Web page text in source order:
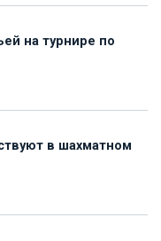
на турнире по
в шахматном